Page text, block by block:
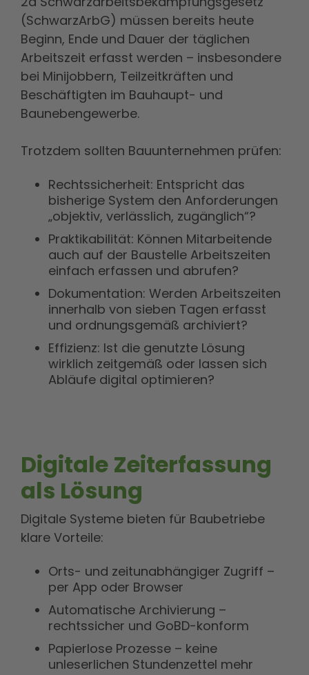
(SchwarzArbG) müssen bereits heute
Beginn, Ende und Dauer der täglichen
Arbeitszeit erfasst werden – insbesondere
bei Minijobbern, Teilzeitkräften und
Beschäftigten im Bauhaupt- und
Baunebengewerbe.
Trotzdem sollten Bauunternehmen prüfen:
Rechtssicherheit: Entspricht das
bisherige System den Anforderungen
„objektiv, verlässlich, zugänglich“?
Praktikabilität: Können Mitarbeitende
auch auf der Baustelle Arbeitszeiten
einfach erfassen und abrufen?
Dokumentation: Werden Arbeitszeiten
innerhalb von sieben Tagen erfasst
und ordnungsgemäß archiviert?
Effizienz: Ist die genutzte Lösung
wirklich zeitgemäß oder lassen sich
Abläufe digital optimieren?
Digitale Zeiterfassung
als Lösung
Digitale Systeme bieten für Baubetriebe
klare Vorteile:
Orts- und zeitunabhängiger Zugriff –
per App oder Browser
Automatische Archivierung –
rechtssicher und GoBD-konform
Papierlose Prozesse – keine
unleserlichen Stundenzettel mehr